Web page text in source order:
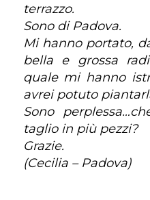
terrazzo.
Sono di Padova.
Mi hanno portato,
bella e grossa
quale mi hanno
avrei potuto
Sono
taglio in più pezzi?
Grazie.
(Cecilia – Padova)